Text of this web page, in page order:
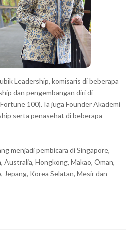
Leadership, komisaris di beberapa
dan pengembangan diri di
100). Ia juga Founder Akademi
serta penasehat di beberapa
menjadi pembicara di Singapore,
Australia, Hongkong, Makao, Oman,
Korea Selatan, Mesir dan